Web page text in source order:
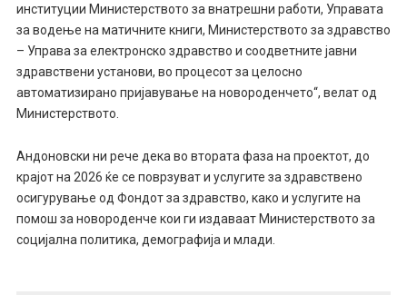
институции Министерството за внатрешни работи, Управата
за водење на матичните книги, Министерството за здравство
– Управа за електронско здравство и соодветните јавни
здравствени установи, во процесот за целосно
автоматизирано пријавување на новороденчето“, велат од
Министерството.
Андоновски ни рече дека во втората фаза на проектот, до
крајот на 2026 ќе се поврзуват и услугите за здравствено
осигурување од Фондот за здравство, како и услугите на
помош за новороденче кои ги издаваат Министерството за
социјална политика, демографија и млади.